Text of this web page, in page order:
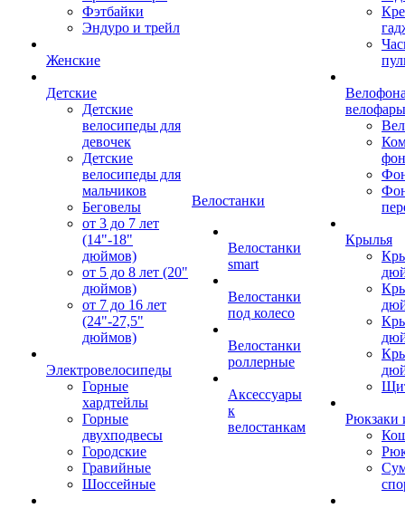
Фэтбайки
Эндуро и трейл
Женские
Детские
Детские
велосипеды для
девочек
Детские
велосипеды для
мальчиков
Беговелы
от 3 до 7 лет
(14"-18"
дюймов)
от 5 до 8 лет (20"
дюймов)
от 7 до 16 лет
(24"-27,5"
дюймов)
Электровелосипеды
Горные
хардтейлы
Горные
двухподвесы
Городские
Гравийные
Шоссейные
Велостанки
Велостанки
smart
Велостанки
под колесо
Велостанки
роллерные
Аксессуары
к
велостанкам
велофары
Крылья
Рюкзаки